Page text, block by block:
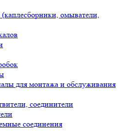
омыватели,
для монтажа и обслуживания
соединители
соединения